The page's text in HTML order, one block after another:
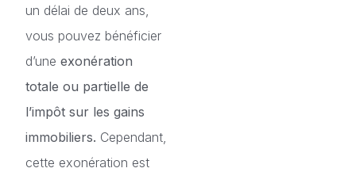
un délai de deux ans,
vous pouvez bénéficier
d’uneexonération
totale ou partielle de
l’impôt sur les gains
immobiliers. Cependant,
cette exonération est